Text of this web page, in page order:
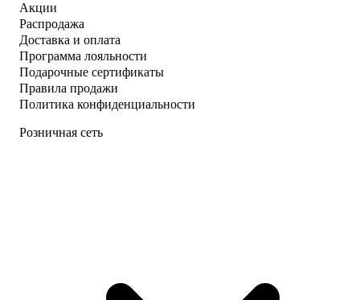
Акции
Распродажа
Доставка и оплата
Программа лояльности
Подарочные сертификаты
Правила продажи
Политика конфиденциальности
Розничная сеть